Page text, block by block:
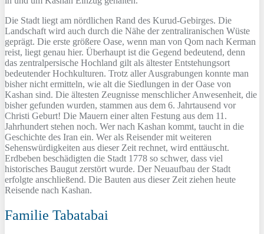
Die Stadt liegt am nördlichen Rand des Kurud-Gebirges. Die
Landschaft wird auch durch die Nähe der zentraliranischen Wüste
geprägt. Die erste größere Oase, wenn man von Qom nach Kerman
reist, liegt genau hier. Überhaupt ist die Gegend bedeutend, denn
das zentralpersische Hochland gilt als ältester Entstehungsort
bedeutender Hochkulturen. Trotz aller Ausgrabungen konnte man
bisher nicht ermitteln, wie alt die Siedlungen in der Oase von
Kashan sind. Die ältesten Zeugnisse menschlicher Anwesenheit, die
bisher gefunden wurden, stammen aus dem 6. Jahrtausend vor
Christi Geburt! Die Mauern einer alten Festung aus dem 11.
Jahrhundert stehen noch. Wer nach Kashan kommt, taucht in die
Geschichte des Iran ein. Wer als Reisender mit weiteren
Sehenswürdigkeiten aus dieser Zeit rechnet, wird enttäuscht.
Erdbeben beschädigten die Stadt 1778 so schwer, dass viel
historisches Baugut zerstört wurde. Der Neuaufbau der Stadt
erfolgte anschließend. Die Bauten aus dieser Zeit ziehen heute
Reisende nach Kashan.
Familie Tabatabai